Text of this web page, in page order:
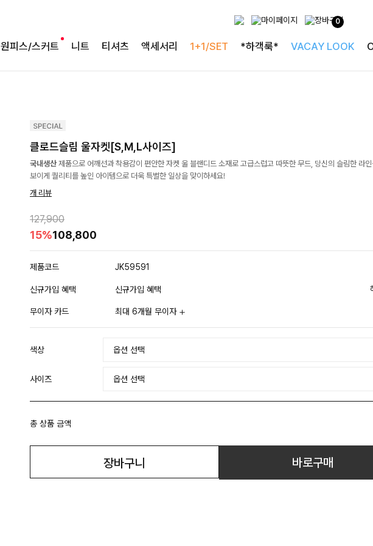
0
원피스/스커트 니트 티셔츠 액세서리 1+1/SET *하객룩* VACAY LOOK
클로드슬림 울자켓[S,M,L사이즈]
국내생산제품으로 어깨선과 착용감이 편안한 자켓 울 블랜디드 소재로 고급스럽고 따뜻한 무드, 당신의 슬림한 라
보이게 퀄리티를 높인 아이템으로 더욱 특별한 일상을 맞이하세요!
개 리뷰
127,900
15%108,800
제품코드 JK59591
신규가입 혜택 신규가입 혜택
무이자 카드 최대 6개월 무이자
색상
사이즈
총 상품 금액
장바구니 바로구매